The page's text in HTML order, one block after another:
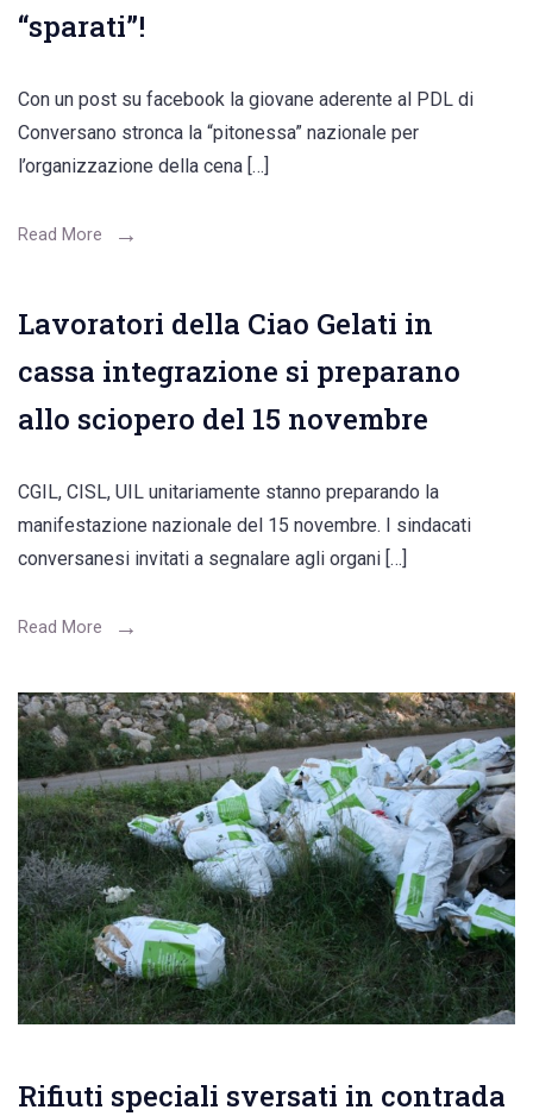
“sparati”!
Con un post su facebook la giovane aderente al PDL di
Conversano stronca la “pitonessa” nazionale per
l’organizzazione della cena […]
Read More
Lavoratori della Ciao Gelati in
cassa integrazione si preparano
allo sciopero del 15 novembre
CGIL, CISL, UIL unitariamente stanno preparando la
manifestazione nazionale del 15 novembre. I sindacati
conversanesi invitati a segnalare agli organi […]
Read More
Rifiuti speciali sversati in contrada